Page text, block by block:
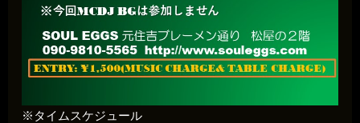
※タイムスケジュール